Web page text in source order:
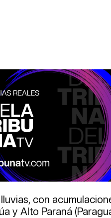
con
y Alto Paraná